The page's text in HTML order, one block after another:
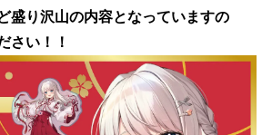
盛り沢山の内容となっていますの
さい！！